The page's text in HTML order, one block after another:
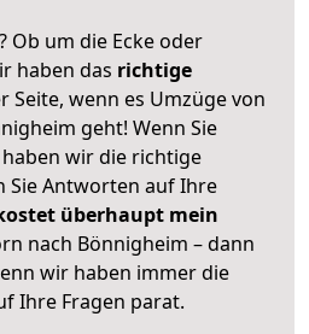
Ob um die Ecke oder
haben das richtige
Seite, wenn es Umzüge von
geht! Wenn Sie
wir die richtige
Sie Antworten auf Ihre
überhaupt mein
nach Bönnigheim – dann
wir haben immer die
Ihre Fragen parat.